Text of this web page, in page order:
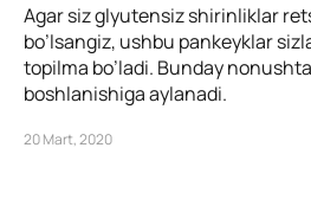
Agar siz glyutensiz shirinliklar
bo’lsangiz, ushbu pankeyklar
topilma bo’ladi. Bunday
boshlanishiga aylanadi.
20 Mart, 2020